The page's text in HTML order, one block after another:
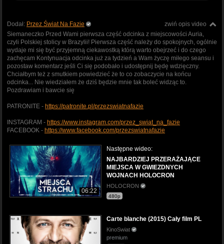
zwiń opis video
Dodał: Przez Świat Na Fazie
Siemaneczko Przed Wami pierwsza część odcinka z miejscowości Auria,
czyli Polskiej stolicy w Brazylii! Pierwsza część należy do spokojnych, ogólnie
wydaje mi się być przyjemną ciekawostką którą warto obejrzeć i do czego
zachęcam Kontynuacja odcinka już za tydzień a Wam życzę miłego seansu i
pozostaw komentarz jeśli Ci się podobało i udostępnij będę wdzięczny.
Chciałbym też z smutkiem powiedzieć że to co zobaczycie na końcu
odcinka... Nie wiedziałem że dziś będzie mnie tak boleć widząc to.
Pozdrawiam i bawcie się
PATRONITE - https://patronite.pl/przezswiatnafazie
INSTAGRAM - https://www.instagram.com/przez_swiat_na_fazie
FACEBOOK - https://www.facebook.com/przezswiatnafazie
06:22
Następne wideo:
NAJBARDZIEJ PRZERAŻAJĄCE
MIEJSCA W GWIEZDNYCH
WOJNACH HOLOCRON
HOLOCRON
480p
Carte blanche (2015) Cały film PL
KinoSwiat
premium